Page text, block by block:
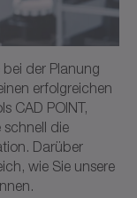
der Planung
erfolgreichen
CAD POINT,
schnell die
Darüber
wie Sie unsere